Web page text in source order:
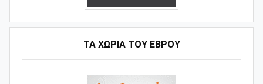
ΤΑ ΧΩΡΙΆ ΤΟΥ ΈΒΡΟΥ